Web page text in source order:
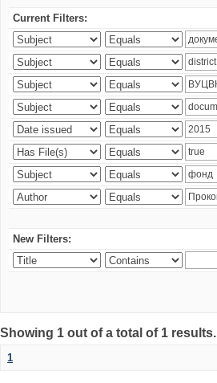
Current Filters:
New Filters:
Showing 1 out of a total of 1 results.
1